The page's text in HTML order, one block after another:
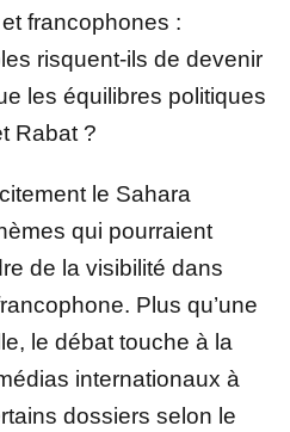
francophones :
risquent-ils de devenir
les équilibres politiques
Rabat ?
le Sahara
qui pourraient
de la visibilité dans
Plus qu’une
le débat touche à la
internationaux à
dossiers selon le